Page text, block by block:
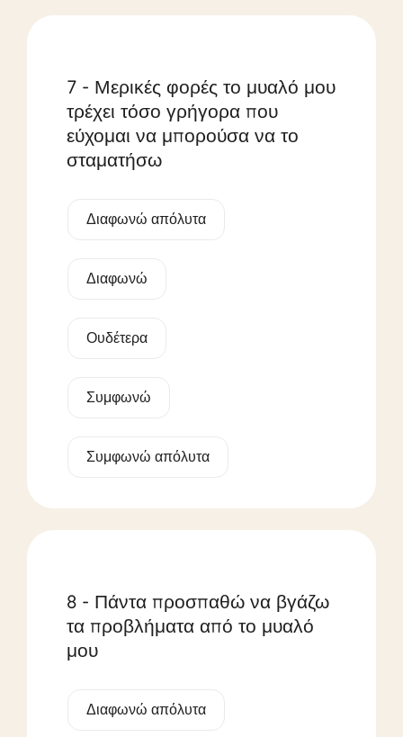
7 - Μερικές φορές το μυαλό μου
τρέχει τόσο γρήγορα που
εύχομαι να μπορούσα να το
σταματήσω
Διαφωνώ απόλυτα
Διαφωνώ
Ουδέτερα
Συμφωνώ
Συμφωνώ απόλυτα
8 - Πάντα προσπαθώ να βγάζω
τα προβλήματα από το μυαλό
μου
Διαφωνώ απόλυτα